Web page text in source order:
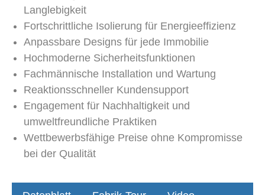
Langlebigkeit
Fortschrittliche Isolierung für Energieeffizienz
Anpassbare Designs für jede Immobilie
Hochmoderne Sicherheitsfunktionen
Fachmännische Installation und Wartung
Reaktionsschneller Kundensupport
Engagement für Nachhaltigkeit und
umweltfreundliche Praktiken
Wettbewerbsfähige Preise ohne Kompromisse
bei der Qualität